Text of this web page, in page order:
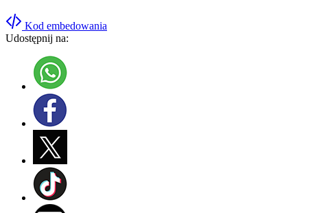
Kod embedowania
Udostępnij na: